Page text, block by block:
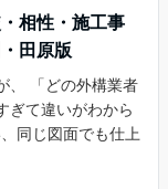
相性・施工事
田原版
、 「どの外構業者
ぎて違いがわから
同じ図面でも仕上